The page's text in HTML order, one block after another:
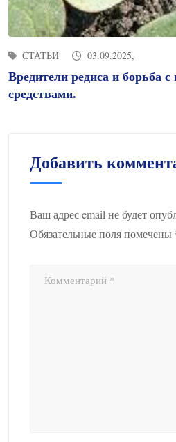
СТАТЬИ 03.09.2025,
Вредители редиса и борьба
средствами.
Добавить
Ваш адрес email не будет
Обязательные поля помечены